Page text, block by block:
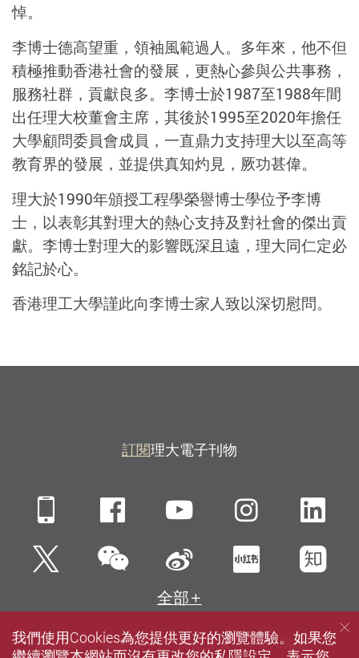
悼。
李博士德高望重，領袖風範過人。多年來，他不但
積極推動香港社會的發展，更熱心參與公共事務，
服務社群，貢獻良多。李博士於1987至1988年間
出任理大校董會主席，其後於1995至2020年擔任
大學顧問委員會成員，一直鼎力支持理大以至高等
教育界的發展，並提供真知灼見，厥功甚偉。
理大於1990年頒授工程學榮譽博士學位予李博
士，以表彰其對理大的熱心支持及對社會的傑出貢
獻。李博士對理大的影響既深且遠，理大同仁定必
銘記於心。
香港理工大學謹此向李博士家人致以深切慰問。
訂閱理大電子刊物
Mobile FacebookYouTube
Twitter微信 新浪微博小紅書知
全部
網站指南 聯絡我們 私隱政策聲明
使用條款
我們使用Cookies為您提供更好的瀏覽體驗。如果您